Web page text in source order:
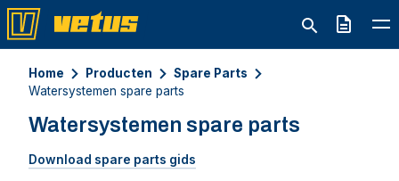
Offerte
Home Producten
Spare Parts
Watersystemen spare parts
Watersystemen spare parts
Download spare parts gids